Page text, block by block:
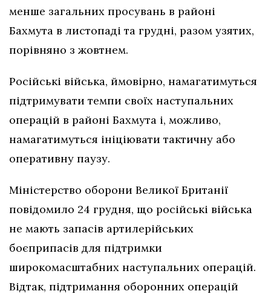
менше загальних просувань в районі
Бахмута в листопаді та грудні, разом узятих,
порівняно з жовтнем.
Російські війська, ймовірно, намагатимуться
підтримувати темпи своїх наступальних
операцій в районі Бахмута і, можливо,
намагатимуться ініціювати тактичну або
оперативну паузу.
Міністерство оборони Великої Британії
повідомило 24 грудня, що російські війська
не мають запасів артилерійських
боєприпасів для підтримки
широкомасштабних наступальних операцій.
Відтак, підтримання оборонних операцій